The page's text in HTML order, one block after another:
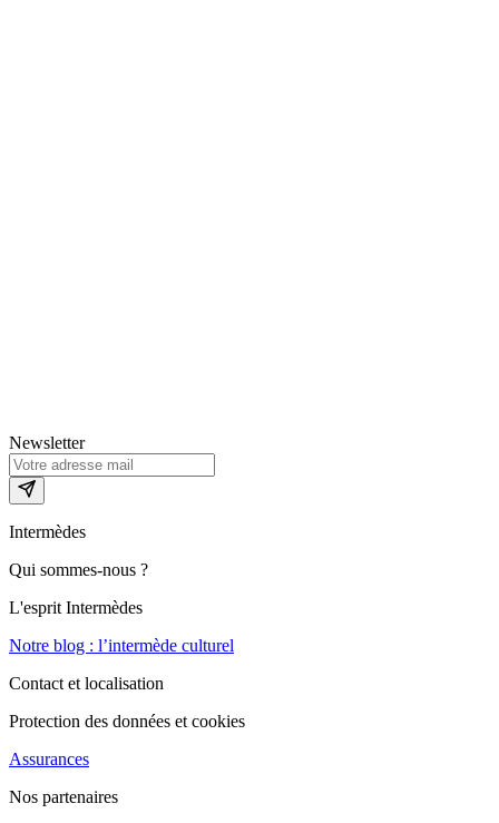
Newsletter
Intermèdes
Qui sommes-nous ?
L'esprit Intermèdes
Notre blog : l’intermède culturel
Contact et localisation
Protection des données et cookies
Assurances
Nos partenaires